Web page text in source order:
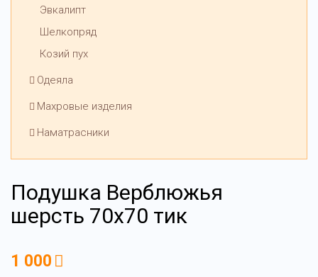
Эвкалипт
Шелкопряд
Козий пух
Одеяла
Махровые изделия
Наматрасники
Подушка Верблюжья
шерсть 70х70 тик
1 000